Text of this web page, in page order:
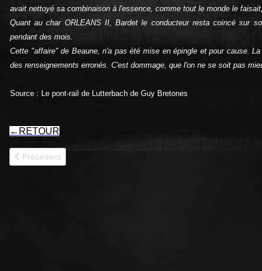
avait nettoyé sa combinaison à l'essence, comme tout le monde le
Quant au char ORLEANS II, Bardet le conducteur resta coincé sur
pendant des mois.
Cette "affaire" de Beaune, n'a pas été mise en épingle et pour cause.
des renseignements erronés. C'est dommage, que l'on ne se soit pas
Source : Le pont-rail de Lutterbach de Guy Bretones
← RETOUR
Article précédent : ORAN 2RC
Précédent